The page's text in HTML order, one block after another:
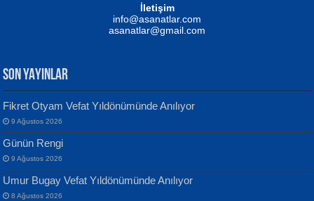
MUSTAFA KELOĞLU
Yarına İz Bırakmak...
Yılmaz Ekinci
Geceye Söylenen...
İletişim
info@asanatlar.com
asanatlar@gmail.com
SON YAYINLAR
Fikret Otyam Vefat Yıldönümünde Anılıyor
9 Ağustos 2026
Günün Rengi
9 Ağustos 2026
Umur Bugay Vefat Yıldönümünde Anılıyor
8 Ağustos 2026